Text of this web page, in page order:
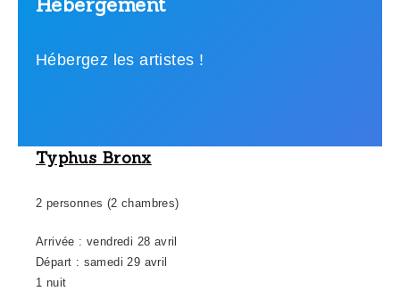
Hébergez les artistes !
Typhus Bronx
2 personnes (2 chambres)
Arrivée : vendredi 28 avril
Départ : samedi 29 avril
1 nuit